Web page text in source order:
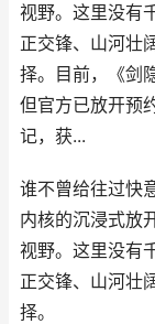
视野。这里没有
正交锋、山河壮
择。目前，《剑
但官方已放开预
记，获...
谁不曾给往过快
内核的沉浸式放
视野。这里没有
正交锋、山河壮
择。